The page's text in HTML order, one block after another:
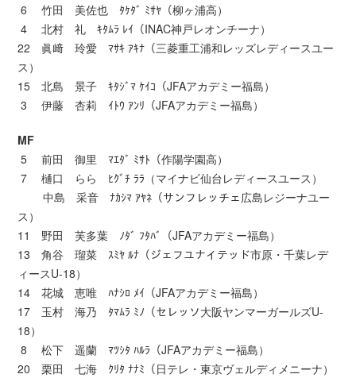
6 竹田 美佐也 ﾀｹﾀﾞ ﾐｻﾔ（柳ヶ浦高）
4 北村 礼 ｷﾀﾑﾗ ﾚｲ（INAC神戸レオンチーナ）
22 眞﨑 玲愛 ﾏｻｷ ｱｷﾅ（三菱重工浦和レッズレディースユー
ス）
15 北島 景子 ｷﾀｼﾞﾏ ｹｲｺ（JFAアカデミー福島）
3 伊藤 杏莉 ｲﾄｳ ｱﾝﾘ（JFAアカデミー福島）
MF
5 前田 御里 ﾏｴﾀﾞ ﾐｻﾄ（作陽学園高）
7 樋口 らら ﾋｸﾞﾁ ﾗﾗ（マイナビ仙台レディースユース）
中島 采音 ﾅｶｼﾏ ｱﾔﾈ（サンフレッチェ広島レジーナユー
ス）
11 野田 芙多葉 ﾉﾀﾞ ﾌﾀﾊﾞ（JFAアカデミー福島）
13 角谷 瑠菜 ｽﾐﾔ ﾙﾅ（ジェフユナイテッド市原・千葉レデ
ィースU-18）
14 花城 恵唯 ﾊﾅｼﾛ ﾒｲ（JFAアカデミー福島）
17 玉村 海乃 ﾀﾏﾑﾗ ﾐﾉ（セレッソ大阪ヤンマーガールズU-
18）
8 松下 遥蘭 ﾏﾂｼﾀ ﾊﾙﾗ（JFAアカデミー福島）
20 栗田 七海 ｸﾘﾀ ﾅﾅﾐ（日テレ・東京ヴェルディメニーナ）